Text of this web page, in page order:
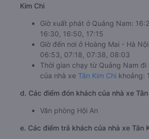
Kim Chi
Giờ xuất phát ở Quảng Nam:
16:30, 16:50, 17:15
Giờ đến nơi ở Hoàng Mai - Hà
06:53, 07:18, 07:38, 08:03
Thời gian chạy từ Quảng Nam đi
của nhà xe Tân Kim Chi khoảng:
d. Các điểm đón khách của nhà xe Tân
Văn phòng Hội An
e. Các điểm trả khách của nhà xe Tân